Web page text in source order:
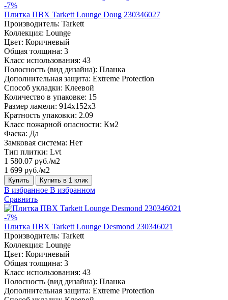
-7%
Плитка ПВХ Tarkett Lounge Doug 230346027
Производитель: Tarkett
Коллекция: Lounge
Цвет: Коричневый
Общая толщина: 3
Класс использования: 43
Полосность (вид дизайна): Планка
Дополнительная защита: Extreme Protection
Способ укладки: Клеевой
Количество в упаковке: 15
Размер ламели: 914x152x3
Кратность упаковки: 2.09
Класс пожарной опасности: Км2
Фаска: Да
Замковая система: Нет
Тип плитки: Lvt
1 580.07 руб./м2
1 699 руб./м2
Купить Купить в 1 клик
В избранное В избранном
Сравнить
-7%
Плитка ПВХ Tarkett Lounge Desmond 230346021
Производитель: Tarkett
Коллекция: Lounge
Цвет: Коричневый
Общая толщина: 3
Класс использования: 43
Полосность (вид дизайна): Планка
Дополнительная защита: Extreme Protection